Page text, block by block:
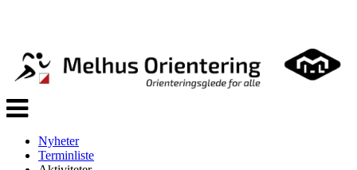
Veksle
navigasjon
Nyheter
Terminliste